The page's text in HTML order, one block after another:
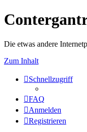
Die etwas andere
Zum Inhalt
Schnellzugriff
FAQ
Anmelden
Registrieren